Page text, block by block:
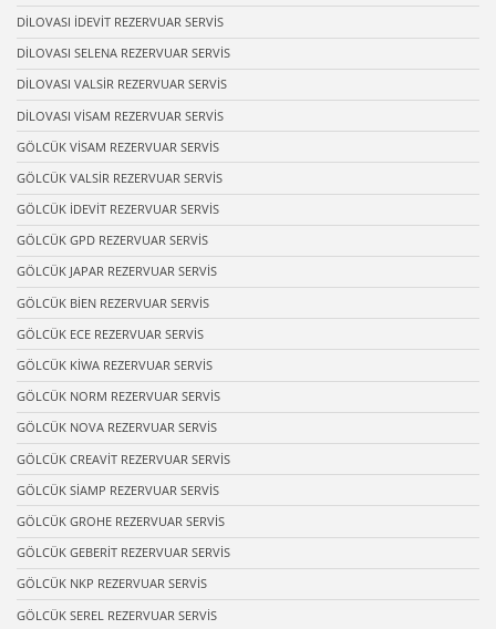
DİLOVASI İDEVİT REZERVUAR SERVİS
DİLOVASI SELENA REZERVUAR SERVİS
DİLOVASI VALSİR REZERVUAR SERVİS
DİLOVASI VİSAM REZERVUAR SERVİS
GÖLCÜK VİSAM REZERVUAR SERVİS
GÖLCÜK VALSİR REZERVUAR SERVİS
GÖLCÜK İDEVİT REZERVUAR SERVİS
GÖLCÜK GPD REZERVUAR SERVİS
GÖLCÜK JAPAR REZERVUAR SERVİS
GÖLCÜK BİEN REZERVUAR SERVİS
GÖLCÜK ECE REZERVUAR SERVİS
GÖLCÜK KİWA REZERVUAR SERVİS
GÖLCÜK NORM REZERVUAR SERVİS
GÖLCÜK NOVA REZERVUAR SERVİS
GÖLCÜK CREAVİT REZERVUAR SERVİS
GÖLCÜK SİAMP REZERVUAR SERVİS
GÖLCÜK GROHE REZERVUAR SERVİS
GÖLCÜK GEBERİT REZERVUAR SERVİS
GÖLCÜK NKP REZERVUAR SERVİS
GÖLCÜK SEREL REZERVUAR SERVİS